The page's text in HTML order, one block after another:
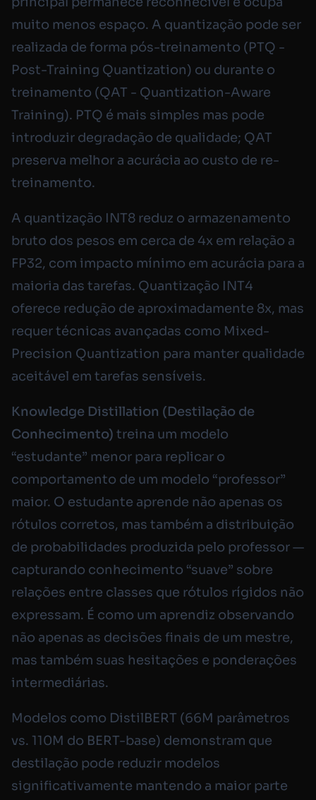
muito menos espaço. A quantização pode ser
realizada de forma pós-treinamento (PTQ -
Post-Training Quantization) ou durante o
treinamento (QAT - Quantization-Aware
Training). PTQ é mais simples mas pode
introduzir degradação de qualidade; QAT
preserva melhor a acurácia ao custo de re-
treinamento.
A quantização INT8 reduz o armazenamento
bruto dos pesos em cerca de 4x em relação a
FP32, com impacto mínimo em acurácia para a
maioria das tarefas. Quantização INT4
oferece redução de aproximadamente 8x, mas
requer técnicas avançadas como Mixed-
Precision Quantization para manter qualidade
aceitável em tarefas sensíveis.
Knowledge Distillation (Destilação de
Conhecimento) treina um modelo
“estudante” menor para replicar o
comportamento de um modelo “professor”
maior. O estudante aprende não apenas os
rótulos corretos, mas também a distribuição
de probabilidades produzida pelo professor —
capturando conhecimento “suave” sobre
relações entre classes que rótulos rígidos não
expressam. É como um aprendiz observando
não apenas as decisões finais de um mestre,
mas também suas hesitações e ponderações
intermediárias.
Modelos como DistilBERT (66M parâmetros
vs. 110M do BERT-base) demonstram que
destilação pode reduzir modelos
significativamente mantendo a maior parte